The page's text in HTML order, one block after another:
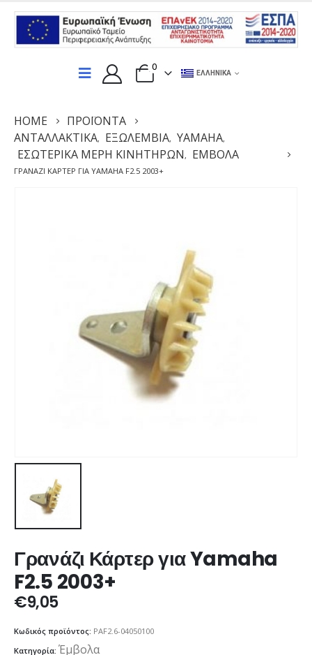
0
ΕΛΛΗΝΙΚΆ
HOME
ΠΡΟΪΌΝΤΑ
ΑΝΤΑΛΛΑΚΤΙΚΆ, ΕΞΩΛΕΜΒΙΑ, YAMAHA,
ΕΣΩΤΕΡΙΚΆ ΜΈΡΗ ΚΙΝΗΤΉΡΩΝ, ΈΜΒΟΛΑ
ΓΡΑΝΆΖΙ ΚΆΡΤΕΡ ΓΙΑ YAMAHA F2.5 2003+
Γρανάζι Κάρτερ για Yamaha
F2.5 2003+
€9,05
Κωδικός προϊόντος: PAF2.6-04050100
Κατηγορία: Έμβολα